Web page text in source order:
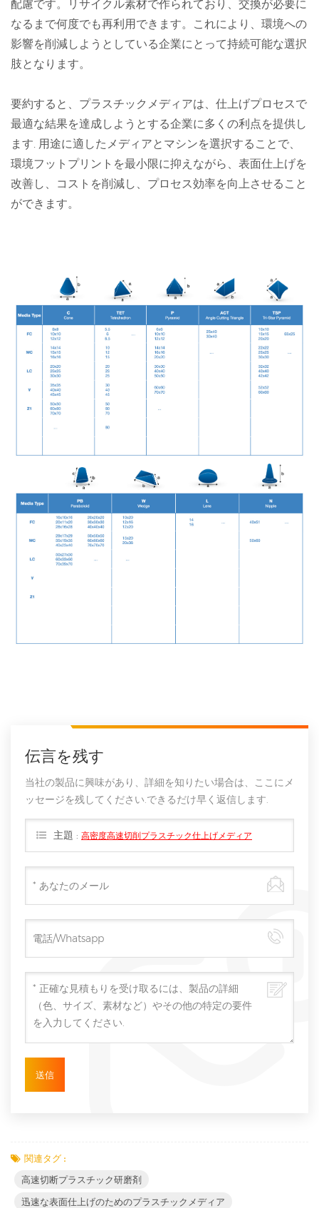
配慮です。リサイクル素材で作られており、交換が必要に
なるまで何度でも再利用できます。これにより、環境への
影響を削減しようとしている企業にとって持続可能な選択
肢となります。
要約すると、プラスチックメディアは、仕上げプロセスで
最適な結果を達成しようとする企業に多くの利点を提供し
ます. 用途に適したメディアとマシンを選択することで、
環境フットプリントを最小限に抑えながら、表面仕上げを
改善し、コストを削減し、プロセス効率を向上させること
ができます。
伝言を残す
当社の製品に興味があり、詳細を知りたい場合は、ここにメ
ッセージを残してください.できるだけ早く返信します.
主題 : 高密度高速切削プラスチック仕上げメディア
関連タグ :
高速切断プラスチック研磨剤
迅速な表面仕上げのためのプラスチックメディア